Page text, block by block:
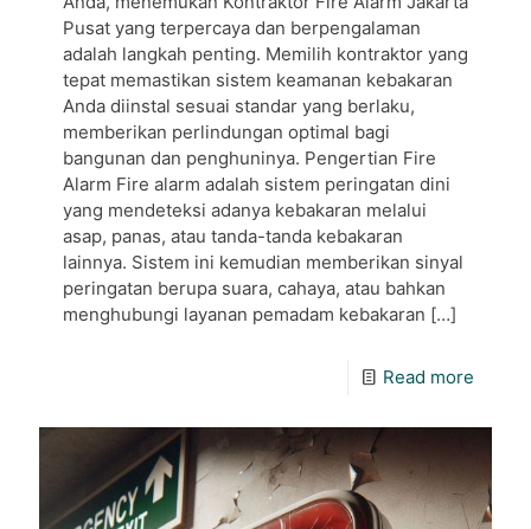
Pusat yang terpercaya dan berpengalaman
adalah langkah penting. Memilih kontraktor yang
tepat memastikan sistem keamanan kebakaran
Anda diinstal sesuai standar yang berlaku,
memberikan perlindungan optimal bagi
bangunan dan penghuninya. Pengertian Fire
Alarm Fire alarm adalah sistem peringatan dini
yang mendeteksi adanya kebakaran melalui
asap, panas, atau tanda-tanda kebakaran
lainnya. Sistem ini kemudian memberikan sinyal
peringatan berupa suara, cahaya, atau bahkan
menghubungi layanan pemadam kebakaran […]
Read more